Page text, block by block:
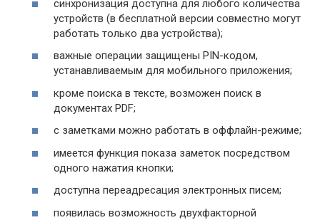
синхронизация доступна для любого количества
устройств (в бесплатной версии совместно могут
работать только два устройства);
важные операции защищены PIN-кодом,
устанавливаемым для мобильного приложения;
кроме поиска в тексте, возможен поиск в
документах PDF;
с заметками можно работать в оффлайн-режиме;
имеется функция показа заметок посредством
одного нажатия кнопки;
доступна переадресация электронных писем;
появилась возможность двухфакторной